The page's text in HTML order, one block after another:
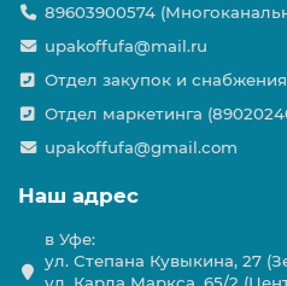
89603900574
upakoffufa@mail.ru
Отдел закупок и снабжения
Отдел маркетинга
upakoffufa@gmail.com
Наш адрес
в Уфе:
ул. Степана Кувыкина, 27